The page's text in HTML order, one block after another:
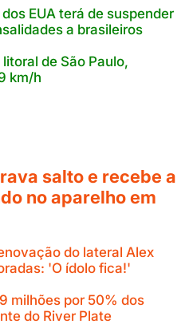
EUA terá de suspender
a brasileiros
de São Paulo,
km/h
salto e recebe a
no aparelho em
do lateral Alex
'O ídolo fica!'
milhões por 50% dos
do River Plate